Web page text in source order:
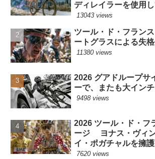
ディレイラーを使用
13043 views
ツール・ド・フラン
ートグラスによる失
11380 views
2026 グアドループサ
ーで、またも大イン
9498 views
2026 ツール・ド・フ
ージ ヨナス・ヴィ
イ・ポガチャルを擁護
7620 views